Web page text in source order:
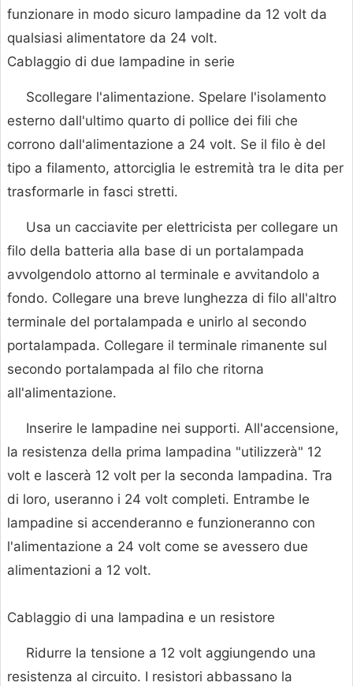
funzionare in modo sicuro lampadine da 12 volt da
qualsiasi alimentatore da 24 volt.
Cablaggio di due lampadine in serie
Scollegare l'alimentazione. Spelare l'isolamento
esterno dall'ultimo quarto di pollice dei fili che
corrono dall'alimentazione a 24 volt. Se il filo è del
tipo a filamento, attorciglia le estremità tra le dita per
trasformarle in fasci stretti.
Usa un cacciavite per elettricista per collegare un
filo della batteria alla base di un portalampada
avvolgendolo attorno al terminale e avvitandolo a
fondo. Collegare una breve lunghezza di filo all'altro
terminale del portalampada e unirlo al secondo
portalampada. Collegare il terminale rimanente sul
secondo portalampada al filo che ritorna
all'alimentazione.
Inserire le lampadine nei supporti. All'accensione,
la resistenza della prima lampadina "utilizzerà" 12
volt e lascerà 12 volt per la seconda lampadina. Tra
di loro, useranno i 24 volt completi. Entrambe le
lampadine si accenderanno e funzioneranno con
l'alimentazione a 24 volt come se avessero due
alimentazioni a 12 volt.
Cablaggio di una lampadina e un resistore
Ridurre la tensione a 12 volt aggiungendo una
resistenza al circuito. I resistori abbassano la